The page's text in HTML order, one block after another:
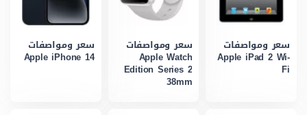
سعر ومواصفات
Apple iPad 2 Wi-
Fi
سعر ومواصفات
Apple Watch
Edition Series 2
38mm
سعر ومواصفات
Apple iPhone 14